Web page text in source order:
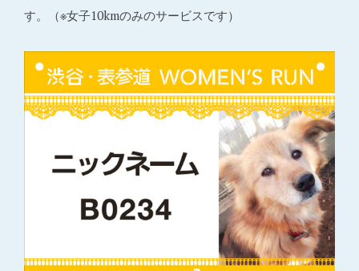
す。（※女子10kmのみのサービスです）